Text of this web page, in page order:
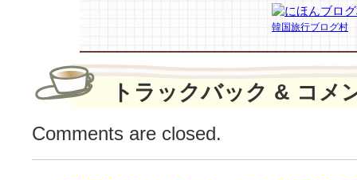
回
驚
い
て…」
印
韓国旅行ブログ村
トラックバック & コメ
Comments are closed.